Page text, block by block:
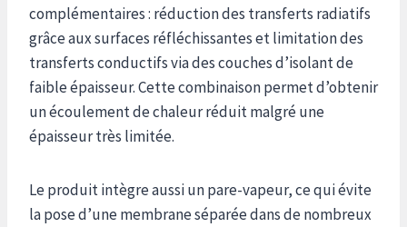
complémentaires : réduction des transferts radiatifs
grâce aux surfaces réfléchissantes et limitation des
transferts conductifs via des couches d’isolant de
faible épaisseur. Cette combinaison permet d’obtenir
un écoulement de chaleur réduit malgré une
épaisseur très limitée.
Le produit intègre aussi un pare-vapeur, ce qui évite
la pose d’une membrane séparée dans de nombreux